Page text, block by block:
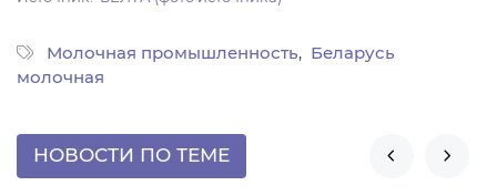
Молочная промышленность
Беларусь
молочная
НОВОСТИ ПО ТЕМЕ  